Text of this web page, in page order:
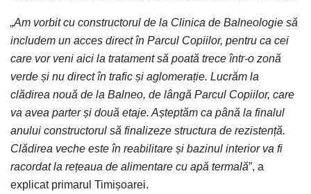
„Am vorbit cu constructorul de la Clinica de Balneologie să
includem un acces direct în Parcul Copiilor, pentru ca cei
care vor veni aici la tratament să poată trece într-o zonă
verde și nu direct în trafic și aglomerație. Lucrăm la
clădirea nouă de la Balneo, de lângă Parcul Copiilor, care
va avea parter și două etaje. Așteptăm ca până la finalul
anului constructorul să finalizeze structura de rezistență.
Clădirea veche este în reabilitare și bazinul interior va fi
racordat la rețeaua de alimentare cu apă termală”, a
explicat primarul Timișoarei.